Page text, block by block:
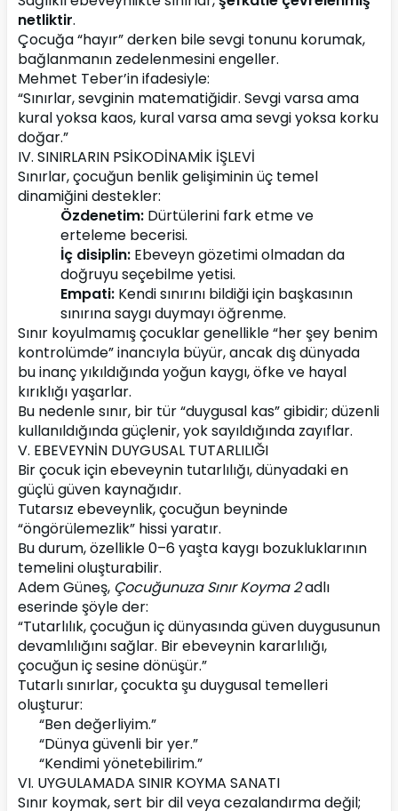
netliktir.
Çocuğa “hayır” derken bile sevgi tonunu korumak,
bağlanmanın zedelenmesini engeller.
Mehmet Teber’in ifadesiyle:
“Sınırlar, sevginin matematiğidir. Sevgi varsa ama
kural yoksa kaos, kural varsa ama sevgi yoksa korku
doğar.”
IV. SINIRLARIN PSİKODİNAMİK İŞLEVİ
Sınırlar, çocuğun benlik gelişiminin üç temel
dinamiğini destekler:
Özdenetim: Dürtülerini fark etme ve
erteleme becerisi.
İç disiplin: Ebeveyn gözetimi olmadan da
doğruyu seçebilme yetisi.
Empati: Kendi sınırını bildiği için başkasının
sınırına saygı duymayı öğrenme.
Sınır koyulmamış çocuklar genellikle “her şey benim
kontrolümde” inancıyla büyür, ancak dış dünyada
bu inanç yıkıldığında yoğun kaygı, öfke ve hayal
kırıklığı yaşarlar.
Bu nedenle sınır, bir tür “duygusal kas” gibidir; düzenli
kullanıldığında güçlenir, yok sayıldığında zayıflar.
V. EBEVEYNİN DUYGUSAL TUTARLILIĞI
Bir çocuk için ebeveynin tutarlılığı, dünyadaki en
güçlü güven kaynağıdır.
Tutarsız ebeveynlik, çocuğun beyninde
“öngörülemezlik” hissi yaratır.
Bu durum, özellikle 0–6 yaşta kaygı bozukluklarının
temelini oluşturabilir.
Adem Güneş, Çocuğunuza Sınır Koyma 2 adlı
eserinde şöyle der:
“Tutarlılık, çocuğun iç dünyasında güven duygusunun
devamlılığını sağlar. Bir ebeveynin kararlılığı,
çocuğun iç sesine dönüşür.”
Tutarlı sınırlar, çocukta şu duygusal temelleri
oluşturur:
“Ben değerliyim.”
“Dünya güvenli bir yer.”
“Kendimi yönetebilirim.”
VI. UYGULAMADA SINIR KOYMA SANATI